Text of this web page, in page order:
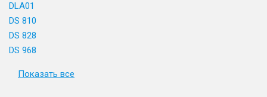
DLA01
DS 810
DS 828
DS 968
Показать все